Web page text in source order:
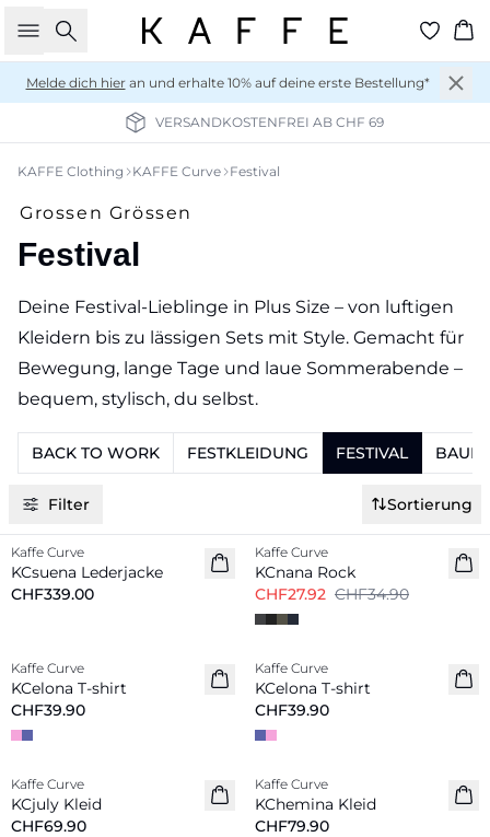
Suche
Melde dich hieran und erhalte 10% auf deine erste Bestellung*
VERSANDKOSTENFREI AB CHF 69
KAFFE Clothing KAFFE Curve Festival
Festival
Grossen Grössen
Deine Festival-Lieblinge in Plus Size – von luftigen
Kleidern bis zu lässigen Sets mit Style. Gemacht für
Bewegung, lange Tage und laue Sommerabende –
bequem, stylisch, du selbst.
BACK TO WORK FESTKLEIDUNG FESTIVAL
Filter Sortierung
Neu
Kaffe Curve
KCsuena Lederjacke
CHF339.00
Kaffe Curve
KCnana Rock
CHF27.92 CHF34.90
Neu
Kaffe Curve
KCelona T-shirt
CHF39.90
Neu
Kaffe Curve
KCelona T-shirt
CHF39.90
Neu
Kaffe Curve
KCjuly Kleid
CHF69.90
Neu
Kaffe Curve
KChemina Kleid
CHF79.90